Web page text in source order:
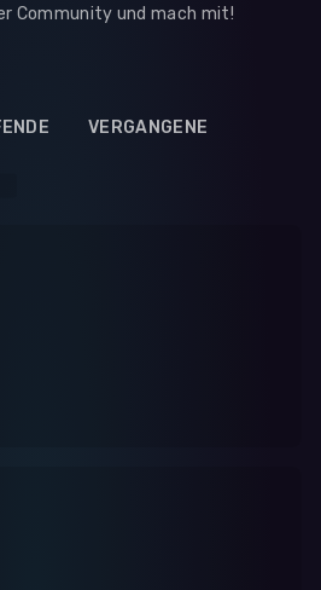
Community und mach mit!
VERGANGENE